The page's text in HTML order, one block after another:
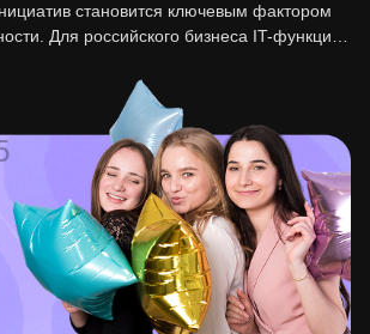
становится ключевым фактором
Для российского бизнеса IT-функция
Она напрямую влияет на